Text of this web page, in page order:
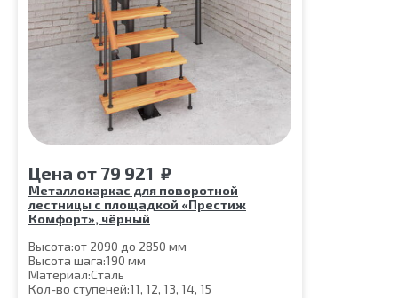
Цена от 79 921 ₽
Металлокаркас для поворотной
лестницы с площадкой «Престиж
Комфорт», чёрный
Высота:от 2090 до 2850 мм
Высота шага:190 мм
Материал:Сталь
Кол-во ступеней:11, 12, 13, 14, 15